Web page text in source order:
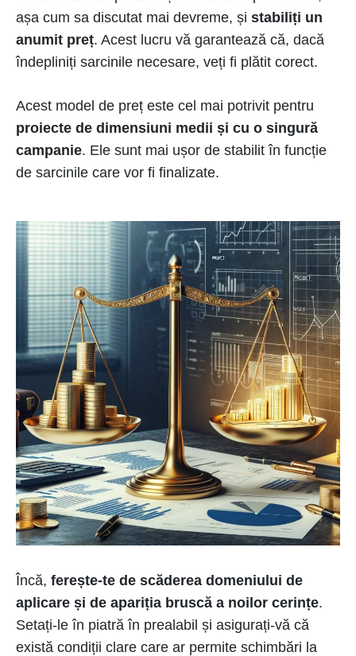
așa cum sa discutat mai devreme, și stabiliți un
anumit preț. Acest lucru vă garantează că, dacă
îndepliniți sarcinile necesare, veți fi plătit corect.
Acest model de preț este cel mai potrivit pentru
proiecte de dimensiuni medii și cu o singură
campanie. Ele sunt mai ușor de stabilit în funcție
de sarcinile care vor fi finalizate.
Încă, ferește-te de scăderea domeniului de
aplicare și de apariția bruscă a noilor cerințe.
Setați-le în piatră în prealabil și asigurați-vă că
există condiții clare care ar permite schimbări la